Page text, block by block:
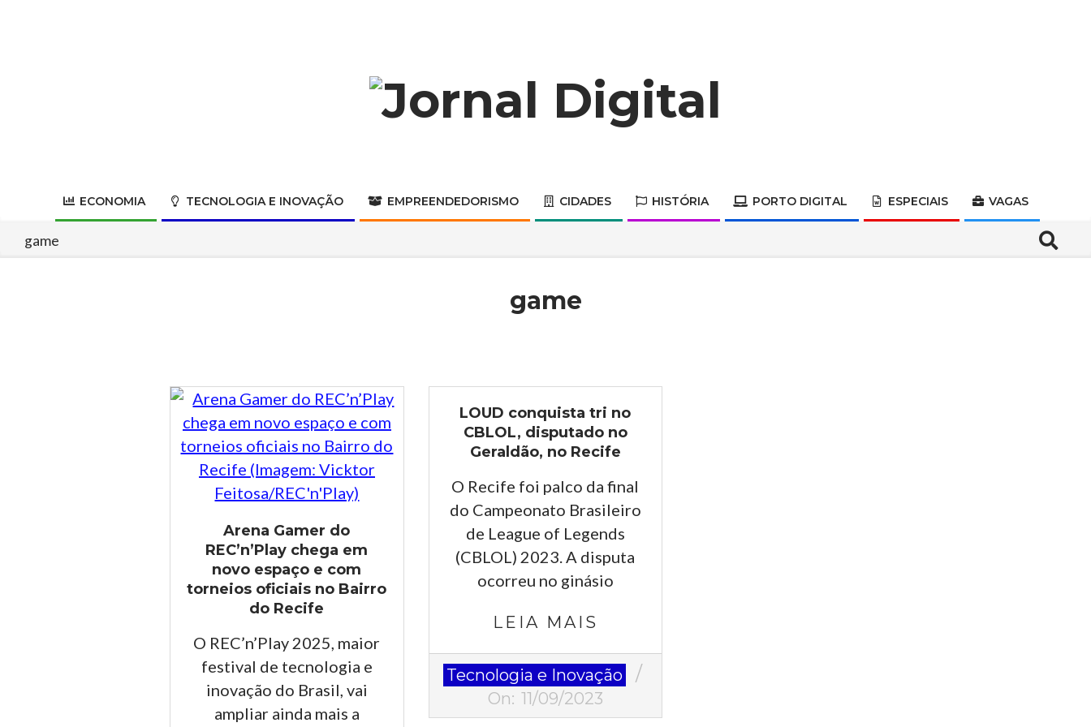
Digital
Primary
ECONOMIA TECNOLOGIA E INOVAÇÃO EMPREENDEDORISMO CIDADES HISTÓRIA PORTO DIGITAL ESPECIAIS VAGAS
game Search
game
Arena Gamer do
REC’n’Play chega em
novo espaço e com
torneios oficiais no Bairro
do Recife
O REC’n’Play 2025, maior
festival de tecnologia e
inovação do Brasil, vai
ampliar ainda mais a
LOUD conquista tri no
CBLOL, disputado no
Geraldão, no Recife
O Recife foi palco da final
do Campeonato Brasileiro
de League of Legends
(CBLOL) 2023. A disputa
ocorreu no ginásio
LEIA MAIS
2023-
09-
Tecnologia e Inovação
On: 11/09/2023